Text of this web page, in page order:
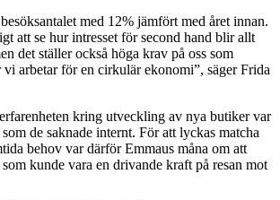
med 12% jämfört med året innan.
att se hur intresset för second hand blir allt
det ställer också höga krav på oss som
arbetar för en cirkulär ekonomi”, säger Frida
kring utveckling av nya butiker var
de saknade internt. För att lyckas matcha
behov var därför Emmaus måna om att
kunde vara en drivande kraft på resan mot